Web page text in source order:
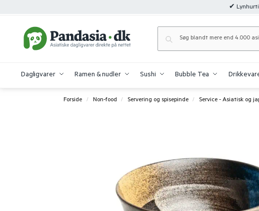
✔
Dagligvarer Ramen & nudler Sushi Bubble Tea
Forside / Non-food / Servering og spisepinde / Service - Asiatisk og